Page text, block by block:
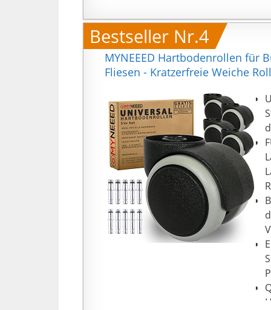
Bestseller Nr.4
MYNEEED Hartbodenrollen für
Fliesen - Kratzerfreie Weiche